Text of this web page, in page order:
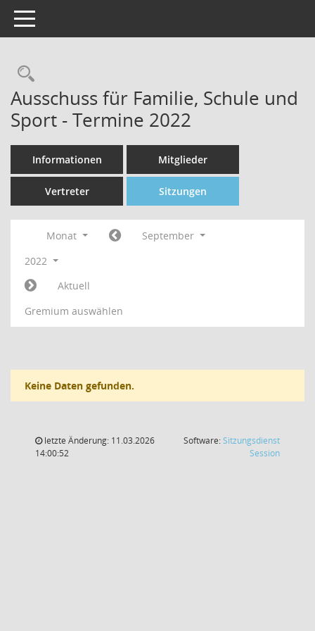
Toggle navigation
Rechercheauswahl
Ausschuss für Familie, Schule und
Sport - Termine 2022
Informationen Mitglieder
Vertreter Sitzungen
Monat
September
2022
Aktuell
Gremium auswählen
Keine Daten gefunden.
letzte Änderung: 11.03.2026
14:00:52
Software:Sitzungsdienst
Session(Wird in